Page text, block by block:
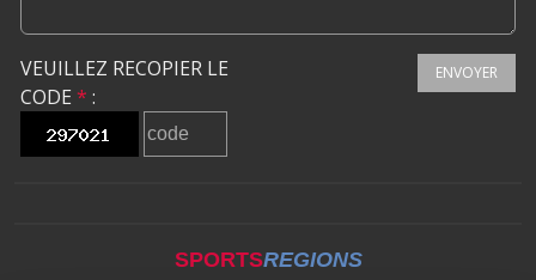
VEUILLEZ RECOPIER LE
CODE * :
ENVOYER
SPORTSREGIONS